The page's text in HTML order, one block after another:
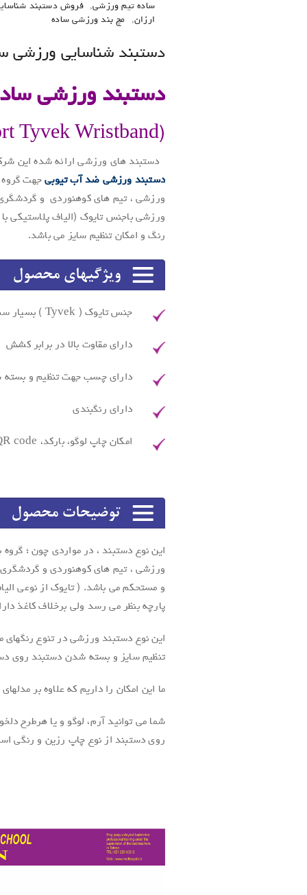
ساده تیم ورزشی,
فروش دستبند
ارزان, مچ بند ورزشی ساده
دستبند شناسایی ورزشی
دستبند ورزشی
(Sport Tyvek Wristband)
دستبند های ورزشی ارائه شده این
دستبند ورزشی ضد آب تیوبی جهت گروه
ورزشی ، تیم های کوهنوردی و گردشگری
ورزشی باجنس تایوک (الیاف پلاستیکی
رنگ و امکان تنظیم سایز می باشد.
جنس تایوک ( Tyvek ) بسیار سبک
دارای مقاوت بالا در برابر کشش
دارای چسب جهت تنظیم و
دارای رنگبندی
امکان چاپ لوگو، بارکد، QR code، آرم و … روی آن
این نوع دستبند ، در مواردی چون ؛
ورزشی ، تیم های کوهنوردی و
و مستحکم می باشد. ( تایوک از نوعی
پارچه بنظر می رسد ولی برخلاف کاغذ
این نوع دستبند ورزشی در تنوع رنگهای
تنظیم سایز و بسته شدن دستبند روی
ما این امکان را داریم که علاوه بر
شما می توانید آرم، لوگو و یا هرطرح
روی دستبند از نوع چاپ رزین و رنگی